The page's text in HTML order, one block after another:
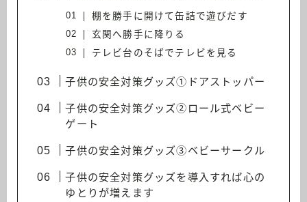
棚を勝手に開けて缶詰で遊びだす
玄関へ勝手に降りる
テレビ台のそばでテレビを見る
子供の安全対策グッズ①ドアストッパー
子供の安全対策グッズ②ロール式ベビー
ゲート
子供の安全対策グッズ③ベビーサークル
子供の安全対策グッズを導入すれば心の
ゆとりが増えます